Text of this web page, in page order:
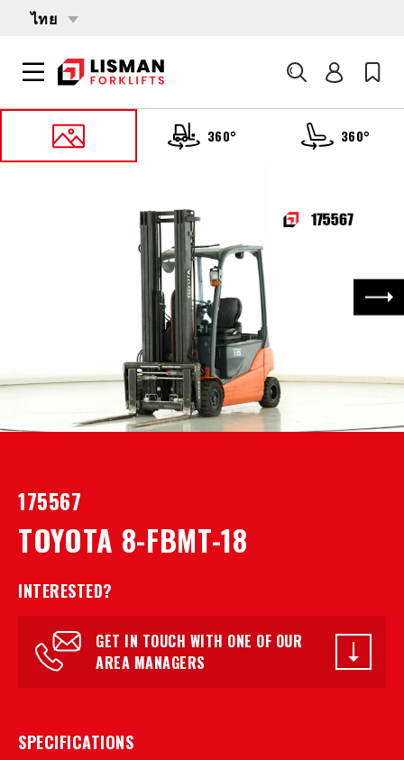
ไทย
ค้นหา
360° 360°
รถบรรทุกโฟล์คลิฟต์
175567 TOYOTA 8-FBMT-18
ถัด
175567
TOYOTA 8-FBMT-18
INTERESTED?
GET IN TOUCH WITH ONE OF OUR
AREA MANAGERS
SPECIFICATIONS